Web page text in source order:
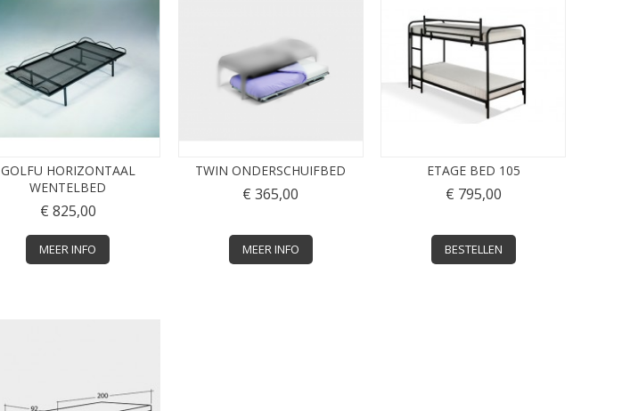
GOLFU HORIZONTAAL
WENTELBED
€ 825,00
MEER INFO
TWIN ONDERSCHUIFBED
€ 365,00
MEER INFO
ETAGE BED 105
€ 795,00
BESTELLEN